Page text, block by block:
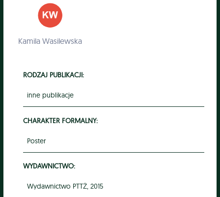
Kamila Wasilewska
RODZAJ PUBLIKACJI:
inne publikacje
CHARAKTER FORMALNY:
Poster
WYDAWNICTWO:
Wydawnictwo PTTŻ, 2015